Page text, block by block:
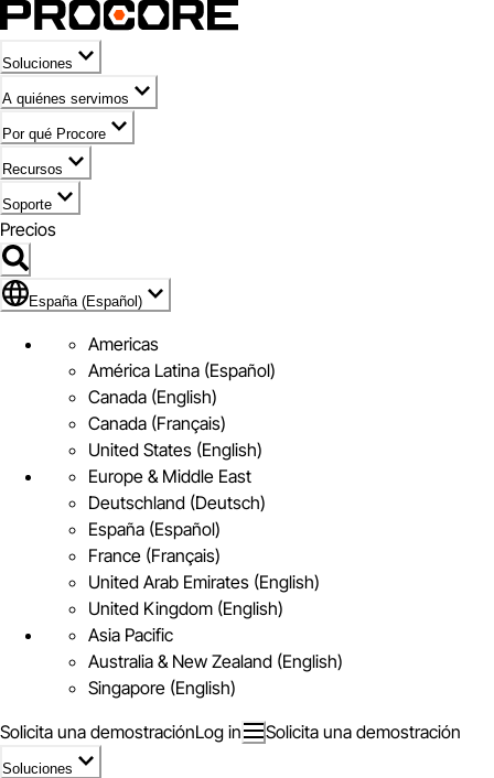
Soluciones
A quiénes servimos
Por qué Procore
Recursos
Soporte
Precios
Icono de marca de España (Español)
España (Español)
Americas
América Latina (Español)
Canada (English)
Canada (Français)
United States (English)
Europe & Middle East
Deutschland (Deutsch)
España (Español)
France (Français)
United Arab Emirates (English)
United Kingdom (English)
Asia Pacific
Australia & New Zealand (English)
Singapore (English)
Solicita una demostraciónLog in Solicita una demostración
Soluciones